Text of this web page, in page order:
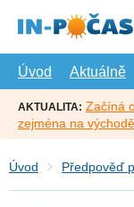
hlavní
Úvod
Aktuálně
AKTUALITA: Začíná
zejména na východě
Úvod Předpověď